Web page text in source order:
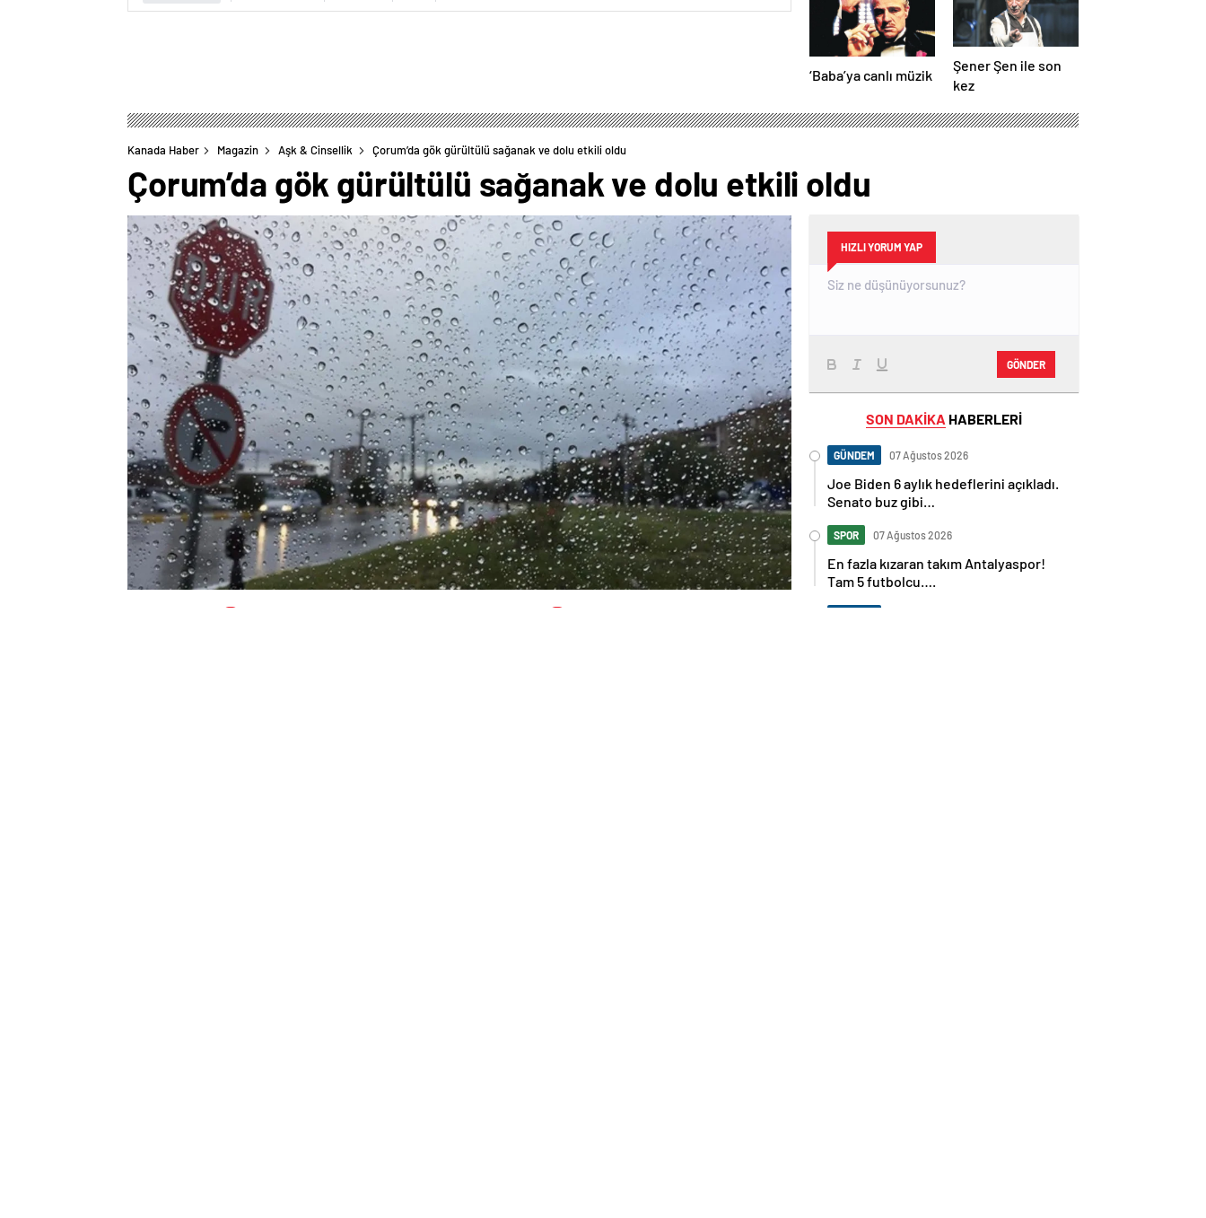
‘Baba’ya canlı müzik
Şener Şen ile son
kez
Kanada Haber Magazin Aşk & Cinsellik Çorum’da gök gürültülü sağanak ve dolu etkili oldu
Çorum’da gök gürültülü sağanak ve dolu etkili oldu
HIZLI YORUM YAP
GÖNDER
SON DAKİKA HABERLERİ
GÜNDEM 07 Ağustos 2026
Joe Biden 6 aylık hedeflerini açıkladı.
Senato buz gibi…
SPOR 07 Ağustos 2026
En fazla kızaran takım Antalyaspor!
Tam 5 futbolcu….